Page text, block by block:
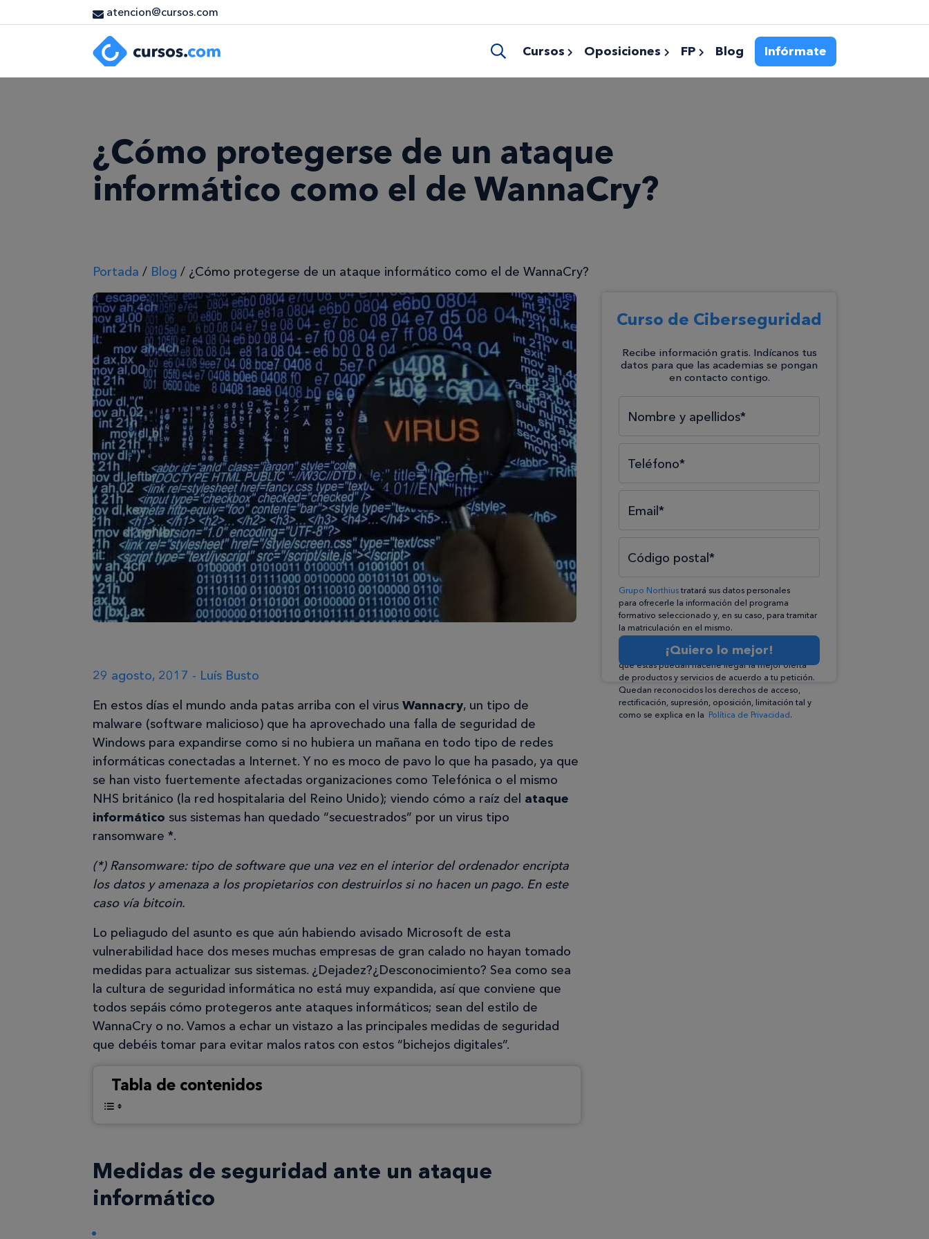
atencion@cursos.com
Cursos Oposiciones FP Blog Infórmate
¿Cómo protegerse de un ataque
informático como el de WannaCry?
Portada / Blog / ¿Cómo protegerse de un ataque informático como el de WannaCry?
29 agosto, 2017 - Luís Busto
En estos días el mundo anda patas arriba con el virus Wannacry, un tipo de
malware (software malicioso) que ha aprovechado una falla de seguridad de
Windows para expandirse como si no hubiera un mañana en todo tipo de redes
informáticas conectadas a Internet. Y no es moco de pavo lo que ha pasado, ya que
se han visto fuertemente afectadas organizaciones como Telefónica o el mismo
NHS británico (la red hospitalaria del Reino Unido); viendo cómo a raíz del ataque
informático sus sistemas han quedado “secuestrados” por un virus tipo
ransomware *.
(*) Ransomware: tipo de software que una vez en el interior del ordenador encripta
los datos y amenaza a los propietarios con destruirlos si no hacen un pago. En este
caso vía bitcoin.
Lo peliagudo del asunto es que aún habiendo avisado Microsoft de esta
vulnerabilidad hace dos meses muchas empresas de gran calado no hayan tomado
medidas para actualizar sus sistemas. ¿Dejadez?¿Desconocimiento? Sea como sea
la cultura de seguridad informática no está muy expandida, así que conviene que
todos sepáis cómo protegeros ante ataques informáticos; sean del estilo de
WannaCry o no. Vamos a echar un vistazo a las principales medidas de seguridad
que debéis tomar para evitar malos ratos con estos “bichejos digitales”.
Tabla de contenidos
Medidas de seguridad ante un ataque
informático
Curso de Ciberseguridad
Recibe información gratis. Indícanos tus
datos para que las academias se pongan
en contacto contigo.
Selecciona el tipo*
Selecciona el área*
Selecciona la formación*
Nombre y apellidos*
Teléfono*
Email*
Código postal*
Grupo Northiustratará sus datos personales
para ofrecerle la información del programa
formativo seleccionado y, en su caso, para tramitar
la matriculación en el mismo.
Compartiremos su solicitud con las empresas que
conforman elGrupo Northius, con el objeto de
que éstas puedan hacerle llegar la mejor oferta
de productos y servicios de acuerdo a tu petición.
Quedan reconocidos los derechos de acceso,
rectificación, supresión, oposición, limitación tal y
como se explica en la Política de Privacidad.
¡Quiero lo mejor!